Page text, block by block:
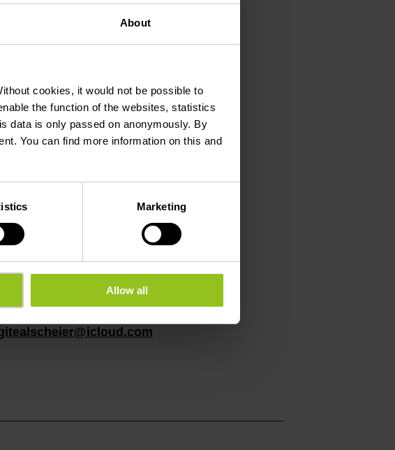
About
cookies, it would not be possible to
the function of the websites, statistics
data is only passed on anonymously. By
You can find more information on this and
Marketing
Allow all
93 72 74